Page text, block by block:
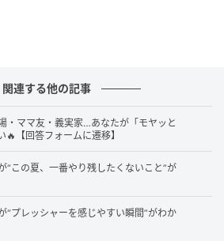
」
だあなたは、抽象的な図形から
チーフを読み取ったように、周
ティブな感情をスポンジのよう
あるようです。
大部分を警戒や気配りに無意識
関連する他の記事
・ママ友・義実家…あなたが「モヤッと
🔥【回答フォームに遷移】
“この夏、一番やり残したくないこと”が
“プレッシャーを感じやすい瞬間”がわか